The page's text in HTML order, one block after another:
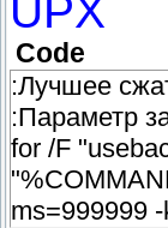
UPX
Code
:Лучшее
:Параметр
for /F
ms=999999